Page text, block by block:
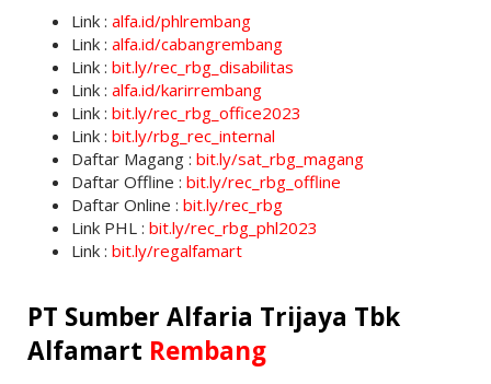
Link : alfa.id/phlrembang
Link : alfa.id/cabangrembang
Link : bit.ly/rec_rbg_disabilitas
Link : alfa.id/karirrembang
Link : bit.ly/rec_rbg_office2023
Link : bit.ly/rbg_rec_internal
Daftar Magang : bit.ly/sat_rbg_magang
Daftar Offline : bit.ly/rec_rbg_offline
Daftar Online : bit.ly/rec_rbg
Link PHL : bit.ly/rec_rbg_phl2023
Link : bit.ly/regalfamart
PT Sumber Alfaria Trijaya Tbk
Alfamart Rembang